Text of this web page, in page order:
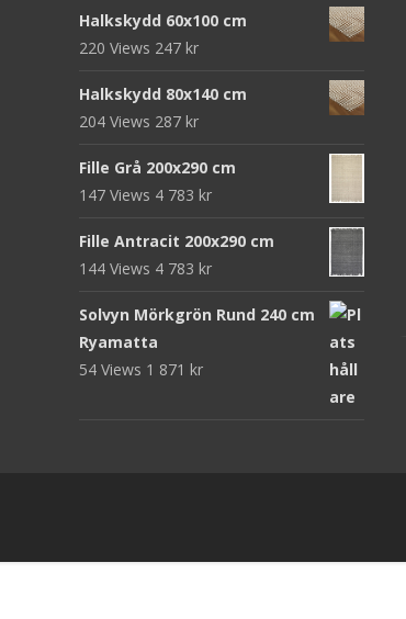
952 kr.
Halkskydd 60x100 cm
220 Views 247 kr
Halkskydd 80x140 cm
204 Views 287 kr
Fille Grå 200x290 cm
147 Views 4 783 kr
Fille Antracit 200x290 cm
144 Views 4 783 kr
Solvyn Mörkgrön Rund 240 cm
Ryamatta
54 Views 1 871 kr